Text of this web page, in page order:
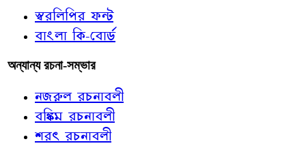
স্বরলিপির ফন্ট
বাংলা কি-বোর্ড
অন্যান্য রচনা-সম্ভার
নজরুল রচনাবলী
বঙ্কিম রচনাবলী
শরৎ রচনাবলী